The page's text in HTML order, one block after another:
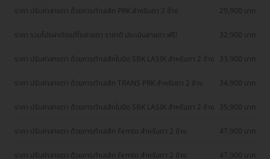
ราคา ปรับค่าสายตา ด้วยการทำเลสิก PRK สำหรับตา 2 ข้าง 29,900 บาท
ราคา รวมโปรผ่าตัดแก้ไขสายตา ราคาดี ประเมินสายตา ฟรี! 32,900 บาท
ราคา ปรับค่าสายตา ด้วยการทำเลสิกใบมีด SBK LASIK สำหรับตา 2 ข้าง 33,900 บาท
ราคา ปรับค่าสายตา ด้วยการทำเลสิก TRANS PRK สำหรับตา 2 ข้าง 34,900 บาท
ราคา ปรับค่าสายตา ด้วยการทำเลสิกใบมีด SBK LASIK สำหรับตา 2 ข้าง 35,900 บาท
ราคา ปรับค่าสายตา ด้วยการทำเลสิก Femto สำหรับตา 2 ข้าง 47,900 บาท
ราคา ปรับค่าสายตา ด้วยการทำเลสิก Femto สำหรับตา 2 ข้าง 47,900 บาท